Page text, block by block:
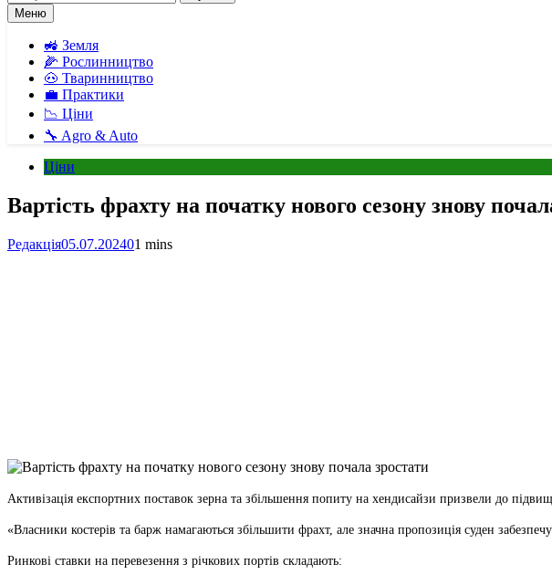
Меню
🚜 Земля
🌽 Рослинництво
🐽 Тваринництво
💼 Практики
📉 Ціни
🔧 Agro & Auto
Ціни
Вартість фрахту на початку нового сезону знову
Редакція05.07.202401 mins
Link
Print
Активізація експортних поставок зерна та збільшення попиту на хендисайзи призвели до
«Власники костерів та барж намагаються збільшити фрахт, але значна пропозиція суден
Ринкові ставки на перевезення з річкових портів складають: